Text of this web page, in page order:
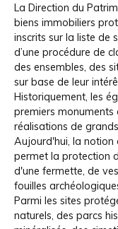
La Direction du
biens immobiliers
inscrits sur la liste de
d’une procédure de
des ensembles, des
sur base de leur
Historiquement, les
premiers monuments
réalisations de
Aujourd'hui, la
permet la protection
d'une fermette, de
fouilles
Parmi les sites
naturels, des parcs